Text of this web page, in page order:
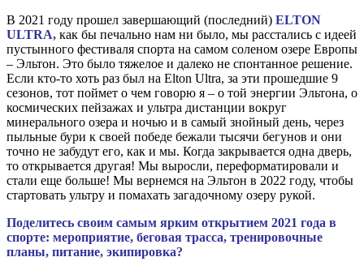
В 2021 году прошел завершающий (последний) ELTON
ULTRA, как бы печально нам ни было, мы расстались с идеей
пустынного фестиваля спорта на самом соленом озере Европы
– Эльтон. Это было тяжелое и далеко не спонтанное решение.
Если кто-то хоть раз был на Elton Ultra, за эти прошедшие 9
сезонов, тот поймет о чем говорю я – о той энергии Эльтона, о
космических пейзажах и ультра дистанции вокруг
минерального озера и ночью и в самый знойный день, через
пыльные бури к своей победе бежали тысячи бегунов и они
точно не забудут его, как и мы. Когда закрывается одна дверь,
то открывается другая! Мы выросли, переформатировали и
стали еще больше! Мы вернемся на Эльтон в 2022 году, чтобы
стартовать ультру и помахать загадочному озеру рукой.
Поделитесь своим самым ярким открытием 2021 года в
спорте: мероприятие, беговая трасса, тренировочные
планы, питание, экипировка?